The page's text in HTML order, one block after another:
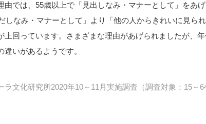
由では、55歳以上で「見出しなみ・マナーとして」をあげ
しなみ・マナーとして」より「他の人からきれいに見ら
上回っています。さまざまな理由があげられましたが、
違いがあるようです。
文化研究所2020年10～11月実施調査（調査対象：15～